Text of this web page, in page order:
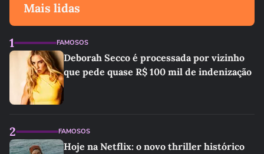
Mais lidas
1 FAMOSOS
Deborah Secco é processada por vizinho
que pede quase R$ 100 mil de indenização
2 FAMOSOS
Hoje na Netflix: o novo thriller histórico